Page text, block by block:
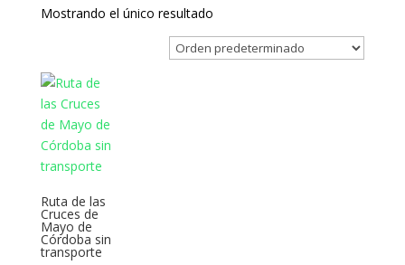
Mostrando el único resultado
Ruta de las
Cruces de
Mayo de
Córdoba sin
transporte